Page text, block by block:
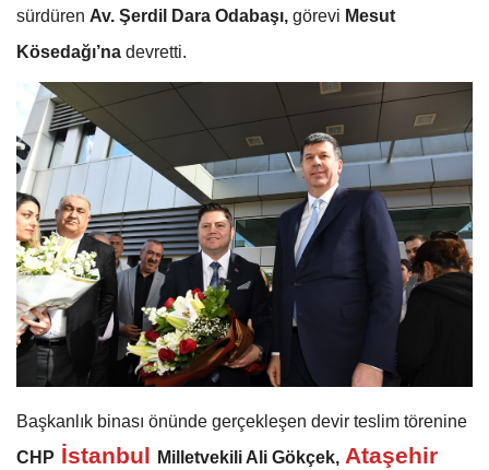
sürdüren Av. Şerdil Dara Odabaşı, görevi Mesut
Kösedağı’na devretti.
Başkanlık binası önünde gerçekleşen devir teslim törenine
CHP İstanbul Milletvekili Ali Gökçek, Ataşehir